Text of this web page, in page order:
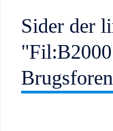
Sider der